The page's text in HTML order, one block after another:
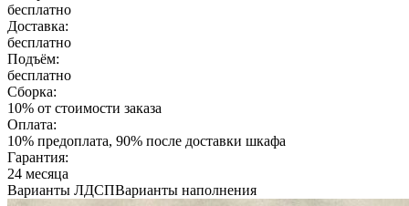
бесплатно
Доставка:
бесплатно
Подъём:
бесплатно
Сборка:
10% от стоимости заказа
Оплата:
10% предоплата, 90% после доставки шкафа
Гарантия:
24 месяца
Варианты ЛДСПВарианты наполнения